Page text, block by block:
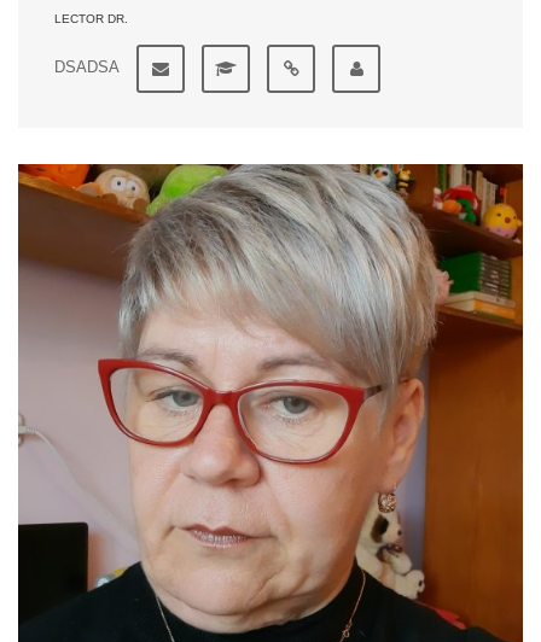
LECTOR DR.
DSADSA